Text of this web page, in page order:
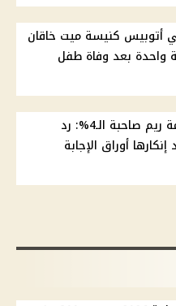
أتوبيس كنيسة ميت خاقان
واحدة بعد وفاة طفل
القصة الكاملة لأزمة ريم صاحبة الـ4%: رد
أوراق الإجابة